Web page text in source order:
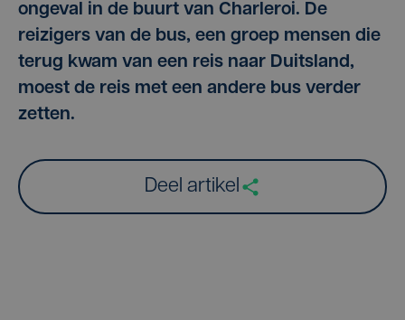
ongeval in de buurt van Charleroi. De
reizigers van de bus, een groep mensen die
terug kwam van een reis naar Duitsland,
moest de reis met een andere bus verder
zetten.
Deel artikel